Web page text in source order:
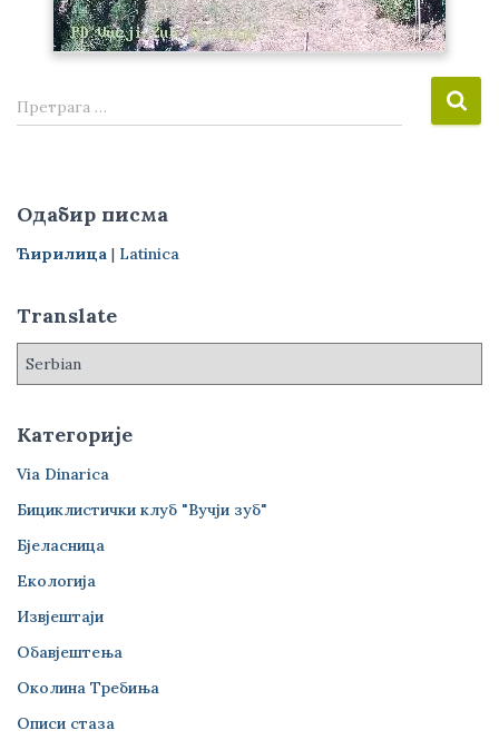
П
р
а
г
а
:
Претрага …
Одабир писма
Ћирилица | Latinica
Translate
Категорије
Via Dinarica
Бициклистички клуб "Вучји зуб"
Бјеласница
Екологија
Извјештаји
Обавјештења
Околина Требиња
Описи стаза